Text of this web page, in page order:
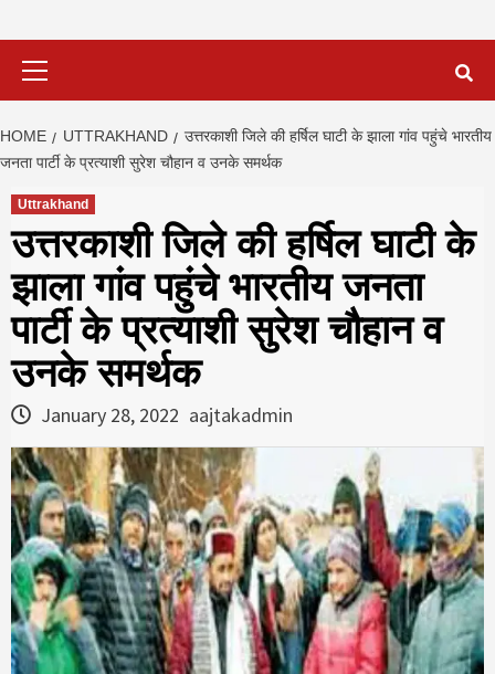
HOME UTTRAKHAND
उत्तरकाशी जिले की हर्षिल घाटी के झाला गांव पहुंचे भारतीय
जनता पार्टी के प्रत्याशी सुरेश चौहान व उनके समर्थक
Uttrakhand
उत्तरकाशी जिले की हर्षिल घाटी के
झाला गांव पहुंचे भारतीय जनता
पार्टी के प्रत्याशी सुरेश चौहान व
उनके समर्थक
January 28, 2022 aajtakadmin